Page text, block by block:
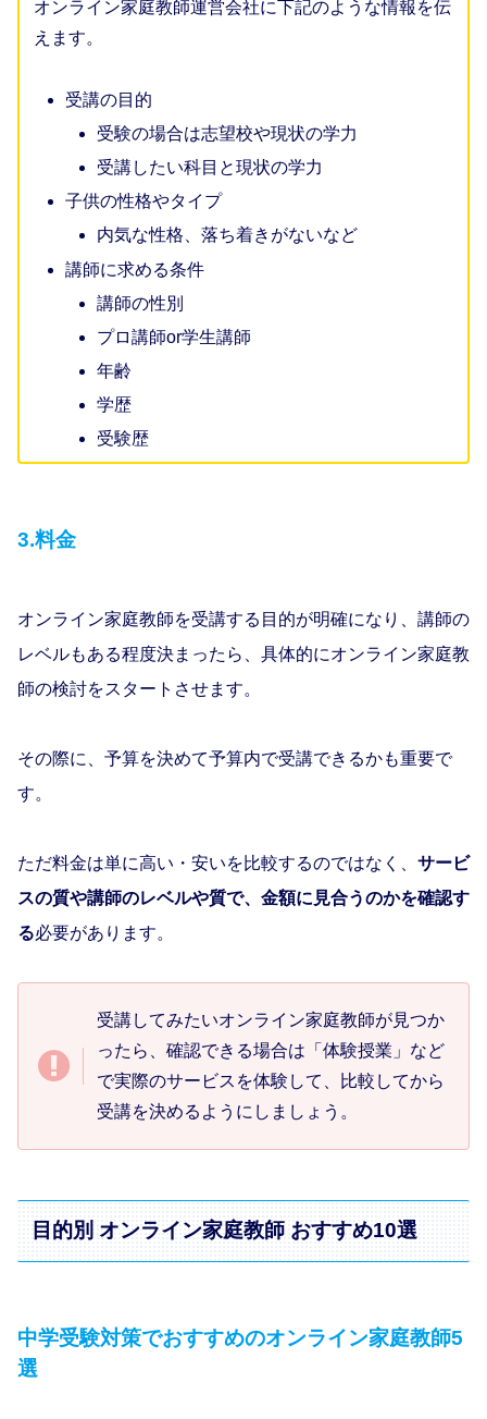
オンライン家庭教師運営会社に下記のような情報を伝
えます。
受講の目的
受験の場合は志望校や現状の学力
受講したい科目と現状の学力
子供の性格やタイプ
内気な性格、落ち着きがないなど
講師に求める条件
講師の性別
プロ講師or学生講師
年齢
学歴
受験歴
3.料金
オンライン家庭教師を受講する目的が明確になり、講師の
レベルもある程度決まったら、具体的にオンライン家庭教
師の検討をスタートさせます。
その際に、予算を決めて予算内で受講できるかも重要で
す。
ただ料金は単に高い・安いを比較するのではなく、 サービ
スの質や講師のレベルや質で、金額に見合うのかを確認す
る必要があります。
受講してみたいオンライン家庭教師が見つか
ったら、確認できる場合は「体験授業」など
で実際のサービスを体験して、比較してから
受講を決めるようにしましょう。
目的別 オンライン家庭教師 おすすめ10選
中学受験対策でおすすめのオンライン家庭教師5
選